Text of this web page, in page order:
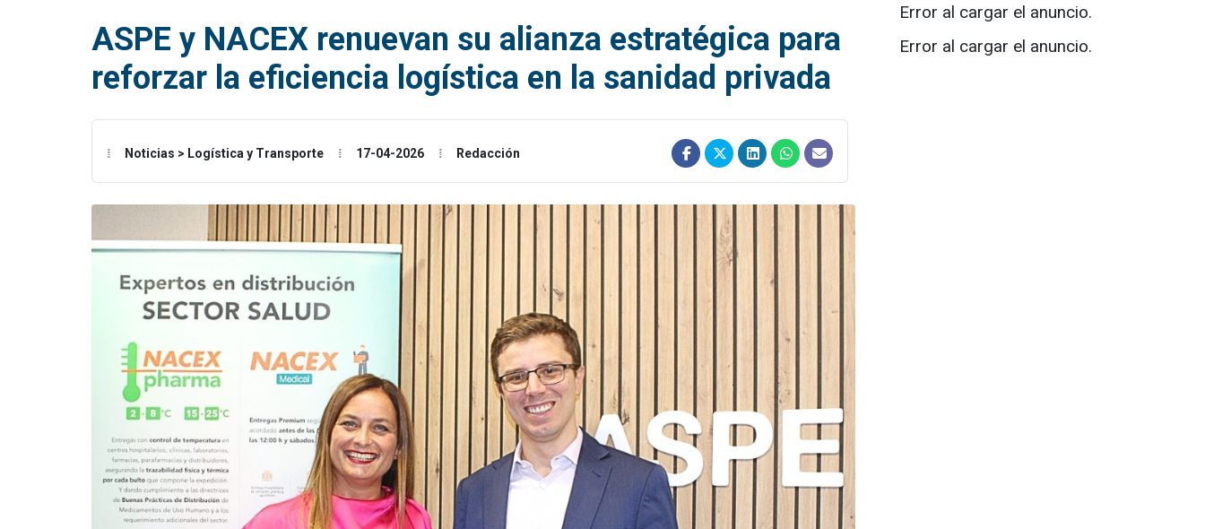
ASPE y NACEX renuevan su alianza estratégica para
reforzar la eficiencia logística en la sanidad privada
Noticias > Logística y Transporte 17-04-2026 Redacción
Error al cargar el anuncio.
Error al cargar el anuncio.